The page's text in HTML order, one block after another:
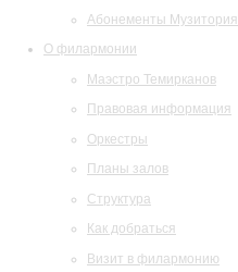
Абонементы Музитория
О филармонии
Маэстро Темирканов
Правовая информация
Оркестры
Планы залов
Структура
Как добраться
Визит в филармонию